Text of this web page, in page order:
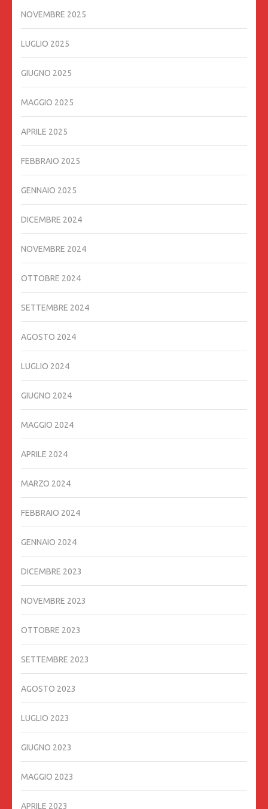
NOVEMBRE 2025
LUGLIO 2025
GIUGNO 2025
MAGGIO 2025
APRILE 2025
FEBBRAIO 2025
GENNAIO 2025
DICEMBRE 2024
NOVEMBRE 2024
OTTOBRE 2024
SETTEMBRE 2024
AGOSTO 2024
LUGLIO 2024
GIUGNO 2024
MAGGIO 2024
APRILE 2024
MARZO 2024
FEBBRAIO 2024
GENNAIO 2024
DICEMBRE 2023
NOVEMBRE 2023
OTTOBRE 2023
SETTEMBRE 2023
AGOSTO 2023
LUGLIO 2023
GIUGNO 2023
MAGGIO 2023
APRILE 2023